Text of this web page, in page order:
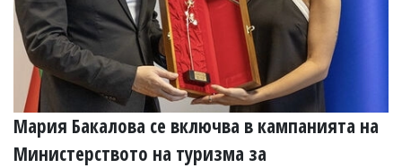
Мария Бакалова се включва в кампанията на
Министерството на туризма за